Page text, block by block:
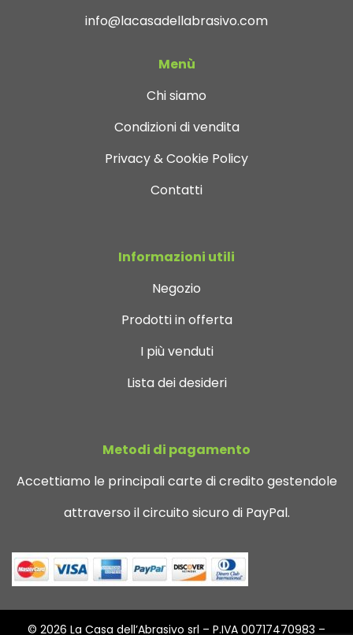
info@lacasadellabrasivo.com
Menù
Chi siamo
Condizioni di vendita
Privacy & Cookie Policy
Contatti
Informazioni utili
Negozio
Prodotti in offerta
I più venduti
Lista dei desideri
Metodi di pagamento
Accettiamo le principali carte di credito gestendole
attraverso il circuito sicuro di PayPal.
© 2026 La Casa dell’Abrasivo srl – P.IVA 00717470983 –